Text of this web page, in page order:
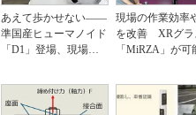
あえて歩かせない――
準国産ヒューマノイド
「D1」登場、現場稼
現場の作業効率
を改善 XRグラ
「MiRZA」が可
の...